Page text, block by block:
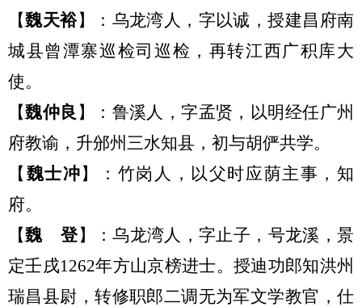
【魏天裕】：乌龙湾人， 字以诚，授建昌府南
城县曾潭寨巡检司巡检，再转江西广积库大
使。
【魏仲良 】： 鲁溪人，字孟贤，以明经任广州
府教谕，升邠州三水知县，初与胡俨共学。
【 魏士冲】： 竹岗人，以父时应荫主事， 知
府。
【魏 登】：乌龙湾人 ，字止子 ， 号龙溪，景
定壬戌1262年方山京榜进士。授迪功郎知洪州
瑞昌县尉，转修职郎二调无为军文学教官，仕